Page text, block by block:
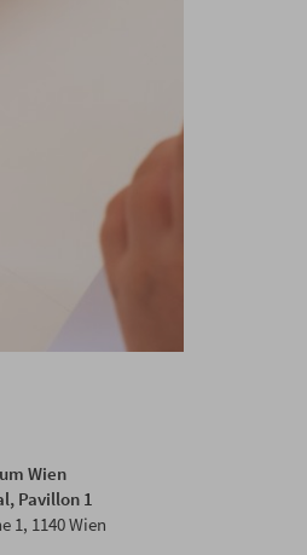
Wien
Pavillon 1
1, 1140 Wien